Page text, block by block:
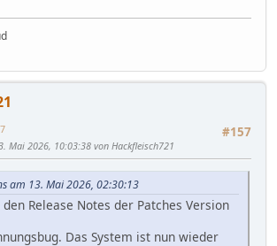
#157
Mai 2026, 10:03:38 von Hackfleisch721
am 13. Mai 2026, 02:30:13
Release Notes der Patches Version
Das System ist nun wieder